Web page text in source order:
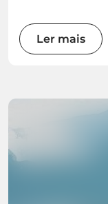
Ler mais